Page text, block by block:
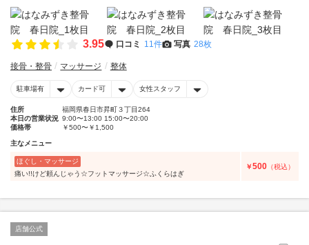
3.95 口コミ 11件 写真 28枚
接骨・整骨 マッサージ 整体
駐車場有 カード可 女性スタッフ
住所
福岡県春日市昇町３丁目264
本日の営業状況 9:00〜13:00 15:00〜20:00
価格帯
￥500〜￥1,500
主なメニュー
ほぐし・マッサージ
痛い!!けど頼んじゃう☆フットマッサージ☆ふくらはぎ
￥500 （税込）
店舗公式